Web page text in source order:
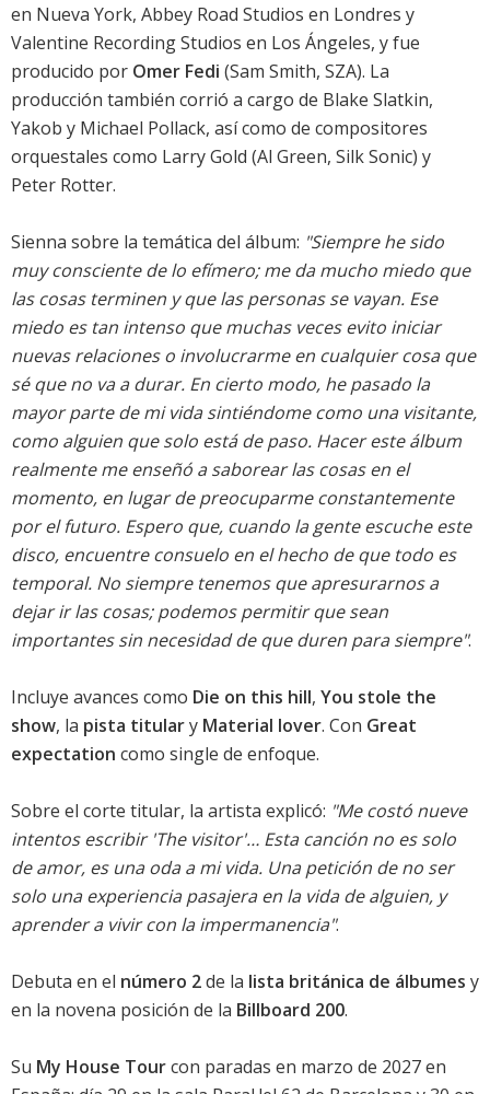
en Nueva York, Abbey Road Studios en Londres y
Valentine Recording Studios en Los Ángeles, y fue
producido por Omer Fedi (Sam Smith, SZA). La
producción también corrió a cargo de Blake Slatkin,
Yakob y Michael Pollack, así como de compositores
orquestales como Larry Gold (Al Green, Silk Sonic) y
Peter Rotter.
Sienna sobre la temática del álbum: "Siempre he sido
muy consciente de lo efímero; me da mucho miedo que
las cosas terminen y que las personas se vayan. Ese
miedo es tan intenso que muchas veces evito iniciar
nuevas relaciones o involucrarme en cualquier cosa que
sé que no va a durar. En cierto modo, he pasado la
mayor parte de mi vida sintiéndome como una visitante,
como alguien que solo está de paso. Hacer este álbum
realmente me enseñó a saborear las cosas en el
momento, en lugar de preocuparme constantemente
por el futuro. Espero que, cuando la gente escuche este
disco, encuentre consuelo en el hecho de que todo es
temporal. No siempre tenemos que apresurarnos a
dejar ir las cosas; podemos permitir que sean
importantes sin necesidad de que duren para siempre".
Incluye avances como Die on this hill, You stole the
show, la pista titulary Material lover. Con Great
expectation como single de enfoque.
Sobre el corte titular, la artista explicó: "Me costó nueve
intentos escribir 'The visitor'… Esta canción no es solo
de amor, es una oda a mi vida. Una petición de no ser
solo una experiencia pasajera en la vida de alguien, y
aprender a vivir con la impermanencia".
Debuta en el número 2de la lista británica de álbumes y
en la novena posición de la Billboard 200.
Su My House Tourcon paradas en marzo de 2027 en